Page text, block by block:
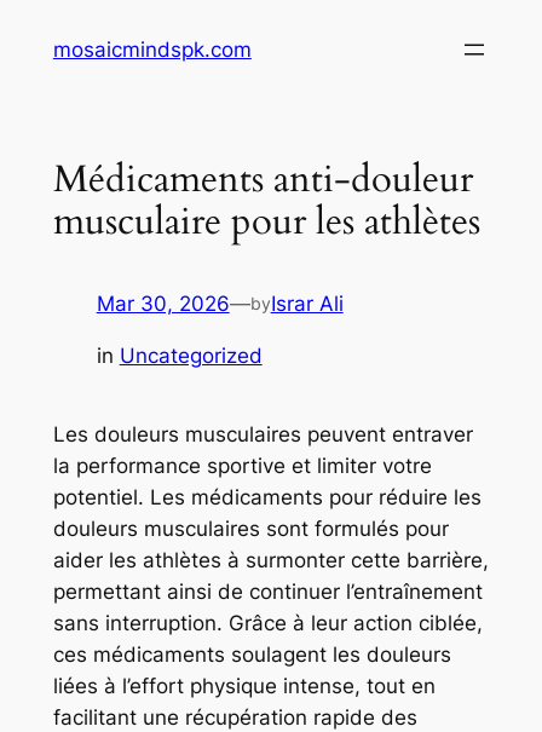
mosaicmindspk.com
Médicaments anti-douleur
musculaire pour les athlètes
Mar 30, 2026—byIsrar Ali
in Uncategorized
Les douleurs musculaires peuvent entraver
la performance sportive et limiter votre
potentiel. Les médicaments pour réduire les
douleurs musculaires sont formulés pour
aider les athlètes à surmonter cette barrière,
permettant ainsi de continuer l’entraînement
sans interruption. Grâce à leur action ciblée,
ces médicaments soulagent les douleurs
liées à l’effort physique intense, tout en
facilitant une récupération rapide des